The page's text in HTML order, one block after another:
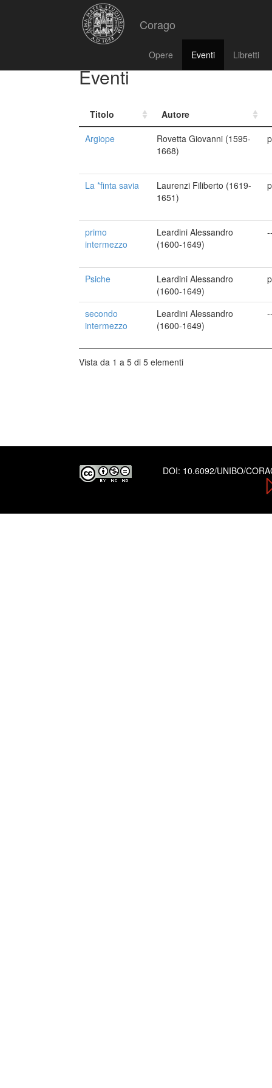
Corago
Opere Eventi Libretti
Eventi
Titolo
Autore
Argiope
Rovetta Giovanni (1595-
1668)
La *finta savia
Laurenzi Filiberto (1619-
1651)
primo
intermezzo
Leardini Alessandro
(1600-1649)
Psiche
Leardini Alessandro
(1600-1649)
secondo
intermezzo
Leardini Alessandro
(1600-1649)
Vista da 1 a 5 di 5 elementi
DOI: 10.6092/UNIBO/